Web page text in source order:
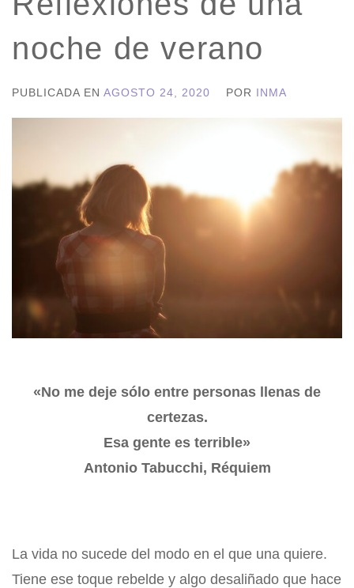
noche de verano
PUBLICADA EN AGOSTO 24, 2020 POR INMA
«No me deje sólo entre personas llenas de
certezas.
Esa gente es terrible»
Antonio Tabucchi, Réquiem
La vida no sucede del modo en el que una quiere.
Tiene ese toque rebelde y algo desaliñado que hace